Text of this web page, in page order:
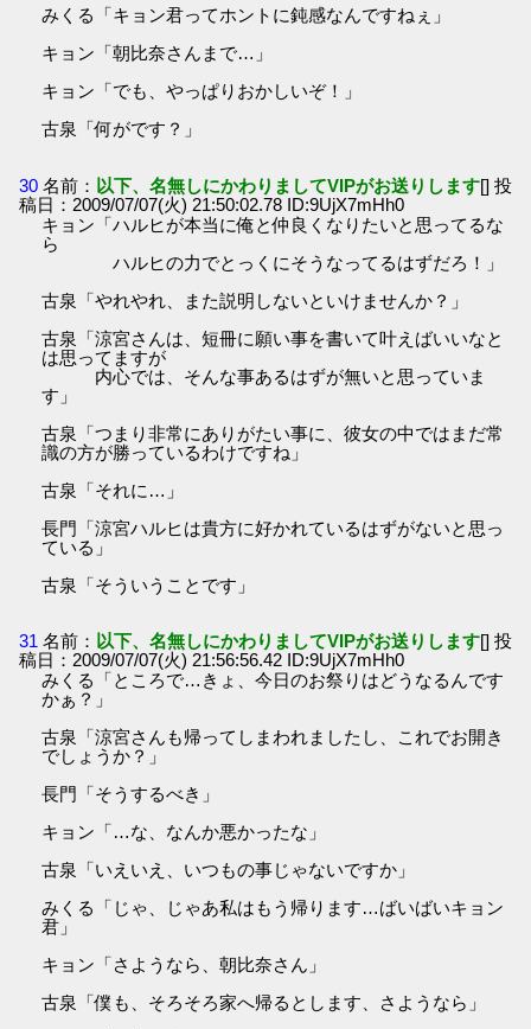
みくる「キョン君ってホントに鈍感なんですねぇ」
キョン「朝比奈さんまで…」
キョン「でも、やっぱりおかしいぞ！」
古泉「何がです？」
30 名前： 以下、名無しにかわりましてVIPがお送りします[] 投
稿日：2009/07/07(火) 21:50:02.78 ID:9UjX7mHh0
キョン「ハルヒが本当に俺と仲良くなりたいと思ってるな
ら
ハルヒの力でとっくにそうなってるはずだろ！」
古泉「やれやれ、また説明しないといけませんか？」
古泉「涼宮さんは、短冊に願い事を書いて叶えばいいなと
は思ってますが
内心では、そんな事あるはずが無いと思っていま
す」
古泉「つまり非常にありがたい事に、彼女の中ではまだ常
識の方が勝っているわけですね」
古泉「それに…」
長門「涼宮ハルヒは貴方に好かれているはずがないと思っ
ている」
古泉「そういうことです」
31 名前： 以下、名無しにかわりましてVIPがお送りします[] 投
稿日：2009/07/07(火) 21:56:56.42 ID:9UjX7mHh0
みくる「ところで…きょ、今日のお祭りはどうなるんです
かぁ？」
古泉「涼宮さんも帰ってしまわれましたし、これでお開き
でしょうか？」
長門「そうするべき」
キョン「…な、なんか悪かったな」
古泉「いえいえ、いつもの事じゃないですか」
みくる「じゃ、じゃあ私はもう帰ります…ばいばいキョン
君」
キョン「さようなら、朝比奈さん」
古泉「僕も、そろそろ家へ帰るとします、さようなら」